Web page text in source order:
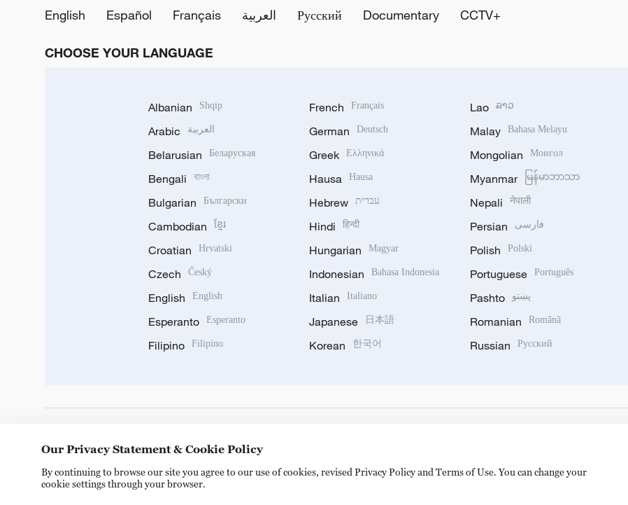
English
Español Français العربية Русский Documentary CCTV+
CHOOSE YOUR LANGUAGE
Albanian Shqip
Arabic العربية
Belarusian Беларуская
Bengali বাংলা
Bulgarian Български
Cambodian ខ្មែរ
Croatian Hrvatski
Czech Český
English English
Esperanto Esperanto
Filipino Filipino
French Français
German Deutsch
Greek Ελληνικά
Hausa Hausa
Hebrew עברית
Hindi हिन्दी
Hungarian Magyar
Indonesian Bahasa Indonesia
Italian Italiano
Japanese 日本語
Korean 한국어
Lao ລາວ
Malay Bahasa Melayu
Mongolian Монгол
Myanmar မြန်မာဘာသာ
Nepali नेपाली
Persian فارسی
Polish Polski
Portuguese Português
Pashto پښتو
Romanian Română
Russian Русский
Our Privacy Statement & Cookie Policy
By continuing to browse our site you agree to our use of cookies, revised Privacy Policy and Terms of Use. You can change your
cookie settings through your browser.